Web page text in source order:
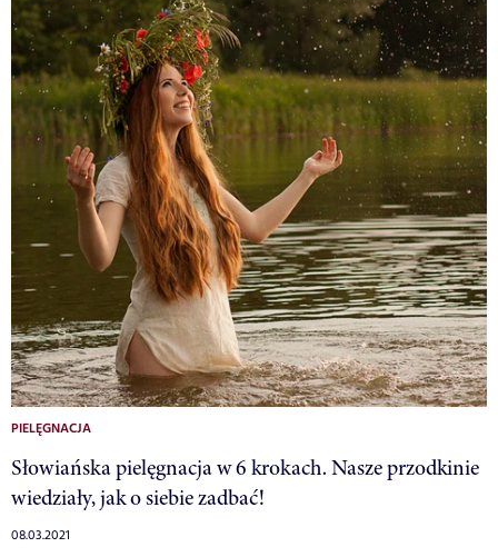
PIELĘGNACJA
Słowiańska pielęgnacja w 6 krokach. Nasze przodkinie
wiedziały, jak o siebie zadbać!
08.03.2021